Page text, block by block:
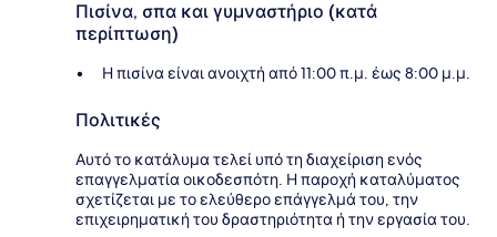
Πισίνα, σπα και γυμναστήριο (κατά
περίπτωση)
Η πισίνα είναι ανοιχτή από 11:00 π.μ. έως 8:00 μ.μ.
Πολιτικές
Αυτό το κατάλυμα τελεί υπό τη διαχείριση ενός
επαγγελματία οικοδεσπότη. Η παροχή καταλύματος
σχετίζεται με το ελεύθερο επάγγελμά του, την
επιχειρηματική του δραστηριότητα ή την εργασία του.